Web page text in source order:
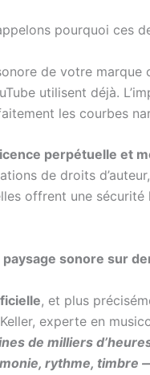
pourquoi ces
de votre
utilisent déjà.
les courbes
perpétuelle et
de droits
offrent une sécurité
paysage sonore sur
, et plus
experte en
de milliers
rythme, timbre